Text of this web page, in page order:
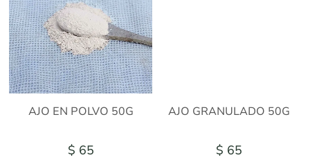
AJO EN POLVO 50G
$ 65
AJO GRANULADO 50G
$ 65